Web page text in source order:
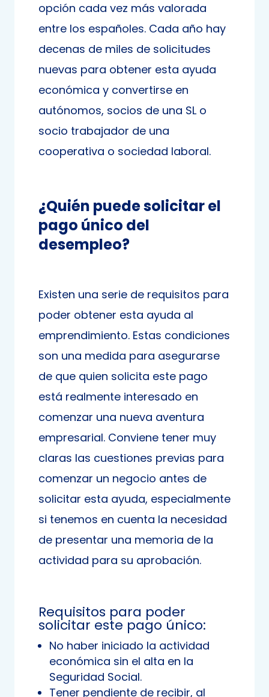
opción cada vez más valorada
entre los españoles. Cada año hay
decenas de miles de solicitudes
nuevas para obtener esta ayuda
económica y convertirse en
autónomos, socios de una SL o
socio trabajador de una
cooperativa o sociedad laboral.
¿Quién puede solicitar el
pago único del
desempleo?
Existen una serie de requisitos para
poder obtener esta ayuda al
emprendimiento. Estas condiciones
son una medida para asegurarse
de que quien solicita este pago
está realmente interesado en
comenzar una nueva aventura
empresarial. Conviene tener muy
claras las cuestiones previas para
comenzar un negocio antes de
solicitar esta ayuda, especialmente
si tenemos en cuenta la necesidad
de presentar una memoria de la
actividad para su aprobación.
Requisitos para poder
solicitar este pago único:
No haber iniciado la actividad
económica sin el alta en la
Seguridad Social.
Tener pendiente de recibir, al